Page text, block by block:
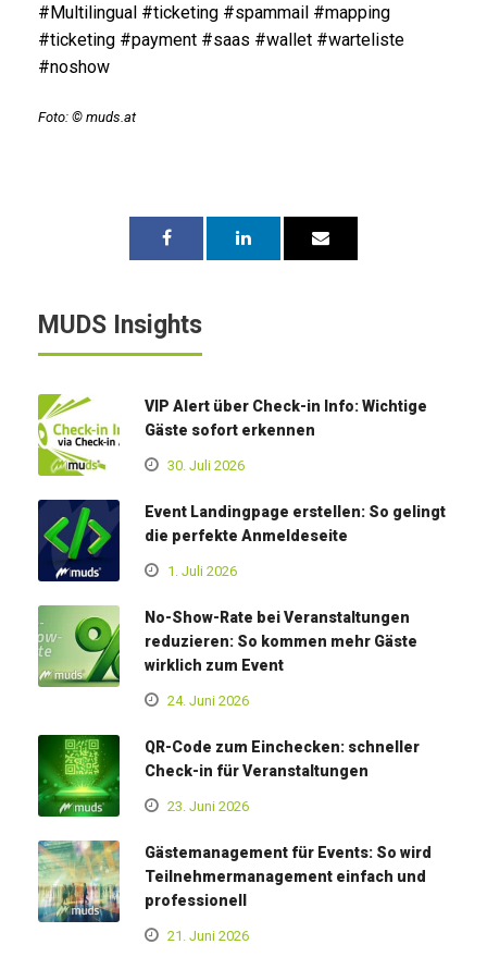
#Multilingual #ticketing #spammail #mapping
#ticketing #payment #saas #wallet #warteliste
#noshow
Foto: © muds.at
MUDS Insights
VIP Alert über Check-in Info: Wichtige
Gäste sofort erkennen
30. Juli 2026
Event Landingpage erstellen: So gelingt
die perfekte Anmeldeseite
1. Juli 2026
No-Show-Rate bei Veranstaltungen
reduzieren: So kommen mehr Gäste
wirklich zum Event
24. Juni 2026
QR-Code zum Einchecken: schneller
Check-in für Veranstaltungen
23. Juni 2026
Gästemanagement für Events: So wird
Teilnehmermanagement einfach und
professionell
21. Juni 2026